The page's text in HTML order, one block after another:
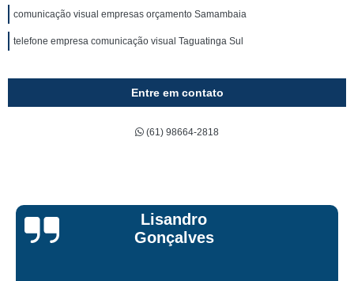
comunicação visual empresas orçamento Samambaia
telefone empresa comunicação visual Taguatinga Sul
Entre em contato
(61) 98664-2818
Bruna Eduarda